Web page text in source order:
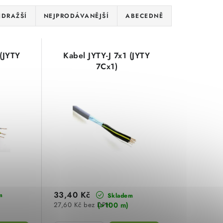
NEJPRODÁVANĚJŠÍ ABECEDNĚ
Kabel JYTY-J 7x1 (JYTY
7Cx1)
Skladem
(>100 m)
27,60 Kč bez DPH
33,40 Kč